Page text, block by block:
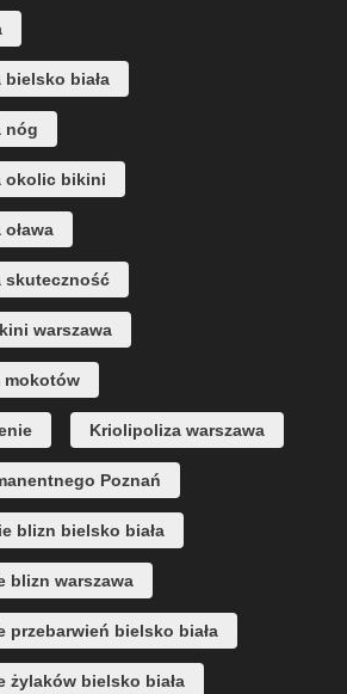
biała
nóg
okolic bikini
skuteczność
warszawa
mokotów
Kriolipoliza warszawa
Poznań
blizn bielsko biała
blizn warszawa
przebarwień bielsko biała
żylaków bielsko biała